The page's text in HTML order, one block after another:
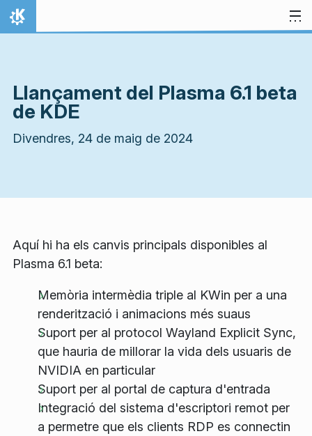
Salta al contingut
Inici
Llançament del Plasma 6.1 beta
de KDE
Divendres, 24 de maig de 2024
Aquí hi ha els canvis principals disponibles al
Plasma 6.1 beta:
Memòria intermèdia triple al KWin per a una
renderització i animacions més suaus
Suport per al protocol Wayland Explicit Sync,
que hauria de millorar la vida dels usuaris de
NVIDIA en particular
Suport per al portal de captura d'entrada
Integració del sistema d'escriptori remot per
a permetre que els clients RDP es connectin